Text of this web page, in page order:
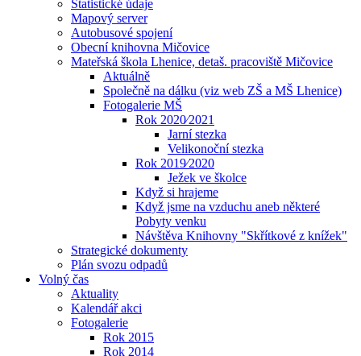
Statistické údaje
Mapový server
Autobusové spojení
Obecní knihovna Mičovice
Mateřská škola Lhenice, detaš. pracoviště Mičovice
Aktuálně
Společně na dálku (viz web ZŠ a MŠ Lhenice)
Fotogalerie MŠ
Rok 2020⁄2021
Jarní stezka
Velikonoční stezka
Rok 2019⁄2020
Ježek ve školce
Když si hrajeme
Když jsme na vzduchu aneb některé
Pobyty venku
Návštěva Knihovny "Skřítkové z knížek"
Strategické dokumenty
Plán svozu odpadů
Volný čas
Aktuality
Kalendář akci
Fotogalerie
Rok 2015
Rok 2014